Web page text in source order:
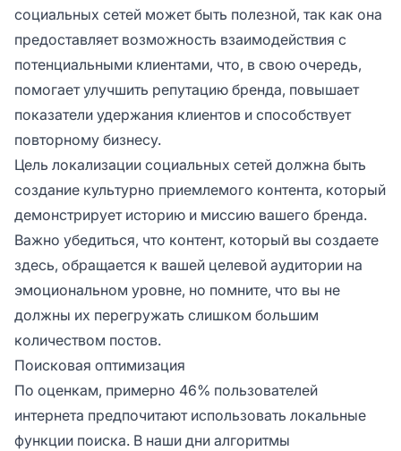
социальных сетей может быть полезной, так как она
предоставляет возможность взаимодействия с
потенциальными клиентами, что, в свою очередь,
помогает улучшить репутацию бренда, повышает
показатели удержания клиентов и способствует
повторному бизнесу.
Цель локализации социальных сетей должна быть
создание культурно приемлемого контента, который
демонстрирует историю и миссию вашего бренда.
Важно убедиться, что контент, который вы создаете
здесь, обращается к вашей целевой аудитории на
эмоциональном уровне, но помните, что вы не
должны их перегружать слишком большим
количеством постов.
Поисковая оптимизация
По оценкам, примерно 46% пользователей
интернета предпочитают использовать локальные
функции поиска. В наши дни алгоритмы